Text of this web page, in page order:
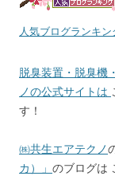
人気ブログランキン
脱臭装置・脱臭機
ノの公式サイトは
す！
㈱共生エアテクノ
カ）」 のブログは